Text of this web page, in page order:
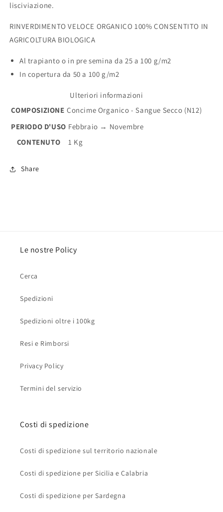
lisciviazione.
RINVERDIMENTO VELOCE ORGANICO 100% CONSENTITO IN
AGRICOLTURA BIOLOGICA
Al trapianto o in pre semina da 25 a 100 g/m2
In copertura da 50 a 100 g/m2
Ulteriori informazioni
COMPOSIZIONE Concime Organico - Sangue Secco (N12)
PERIODO D'USO Febbraio → Novembre
CONTENUTO
1 Kg
Share
Le nostre Policy
Cerca
Spedizioni
Spedizioni oltre i 100kg
Resi e Rimborsi
Privacy Policy
Termini del servizio
Costi di spedizione
Costi di spedizione sul territorio nazionale
Costi di spedizione per Sicilia e Calabria
Costi di spedizione per Sardegna